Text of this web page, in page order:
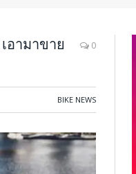
อามาขาย
0
BIKE NEWS